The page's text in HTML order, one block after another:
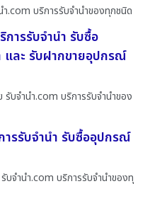
.com บริการรับจำนำของทุกชนิด
ารรับจำนำ รับซื้อ
และ รับฝากขายอุปกรณ์
รับจํานํา.com บริการรับจำนำของ
รรับจำนำ รับซื้ออุปกรณ์
บจํานํา.com บริการรับจำนำของทุ